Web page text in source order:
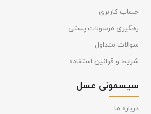
حساب کاربری
رهگیری مرسولات پستی
سوالات متداول
شرایط و قوانین استفاده
سیسمونی عسل
درباره ما